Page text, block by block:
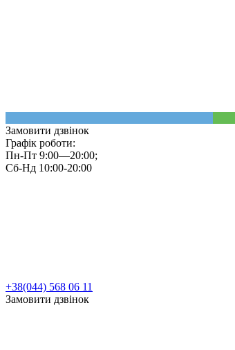
Замовити дзвінок
Графік роботи:
Пн-Пт 9:00—20:00;
Сб-Нд 10:00-20:00
+38(044) 568 06 11
Замовити дзвінок